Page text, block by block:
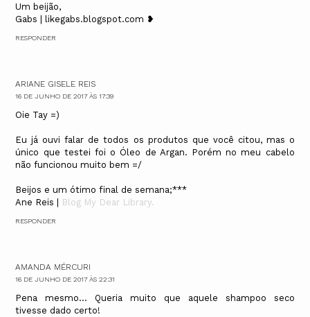
Um beijão,
Gabs | likegabs.blogspot.com ❥
RESPONDER
ARIANE GISELE REIS
16 DE JUNHO DE 2017 ÀS 17:39
Oie Tay =)
Eu já ouvi falar de todos os produtos que você citou, mas o
único que testei foi o Óleo de Argan. Porém no meu cabelo
não funcionou muito bem =/
Beijos e um ótimo final de semana;***
Ane Reis |
Blog My Dear Library.
RESPONDER
AMANDA MÉRCURI
16 DE JUNHO DE 2017 ÀS 22:31
Pena mesmo... Queria muito que aquele shampoo seco
tivesse dado certo!